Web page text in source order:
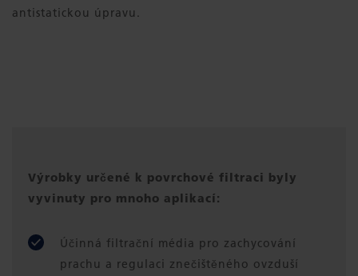
antistatickou úpravu.
Výrobky určené k povrchové filtraci byly
vyvinuty pro mnoho aplikací:
Účinná filtrační média pro zachycování
prachu a regulaci znečištěného ovzduší